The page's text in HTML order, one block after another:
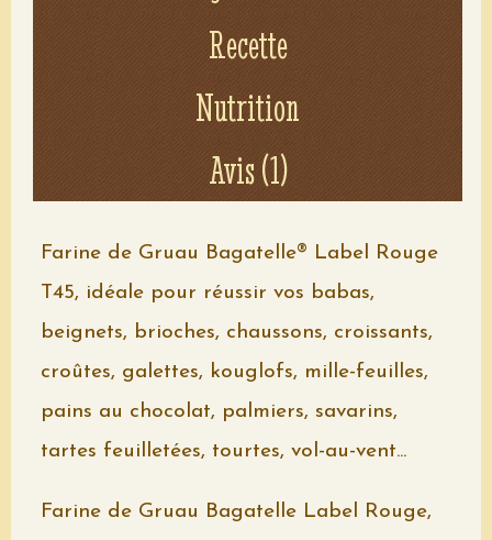
Voir le détail
Recette
Nutrition
Avis (1)
Farine de Gruau Bagatelle® Label Rouge
T45, idéale pour réussir vos babas,
beignets, brioches, chaussons, croissants,
croûtes, galettes, kouglofs, mille-feuilles,
pains au chocolat, palmiers, savarins,
tartes feuilletées, tourtes, vol-au-vent...
Farine de Gruau Bagatelle Label Rouge,